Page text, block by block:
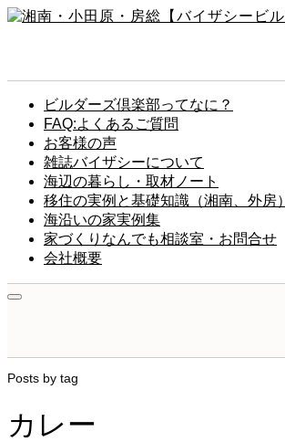
ビルダーズ倶楽部ってなに？
FAQ:よくあるご質問
お客様の声
雑誌バイザシーについて
海辺の暮らし・取材ノート
移住の実例と基礎知識（湘南、外房）
海沿いの家実例集
家づくりなんでも相談室・お問合せ
会社概要
Posts by tag
カレー